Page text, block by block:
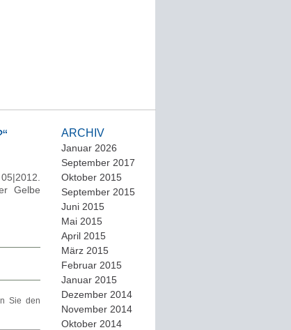
Gelbe
Sie den
ARCHIV
Januar 2026
September 2017
Oktober 2015
September 2015
Juni 2015
Mai 2015
April 2015
März 2015
Februar 2015
Januar 2015
Dezember 2014
November 2014
Oktober 2014